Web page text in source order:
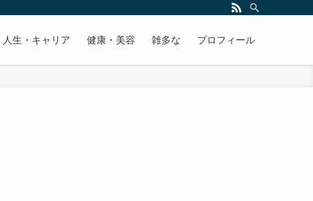
人生・キャリア 健康・美容 雑多な プロフィール